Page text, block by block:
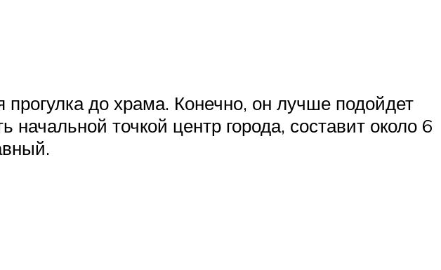
до храма. Конечно, он лучше подойдет
точкой центр города, составит около 6